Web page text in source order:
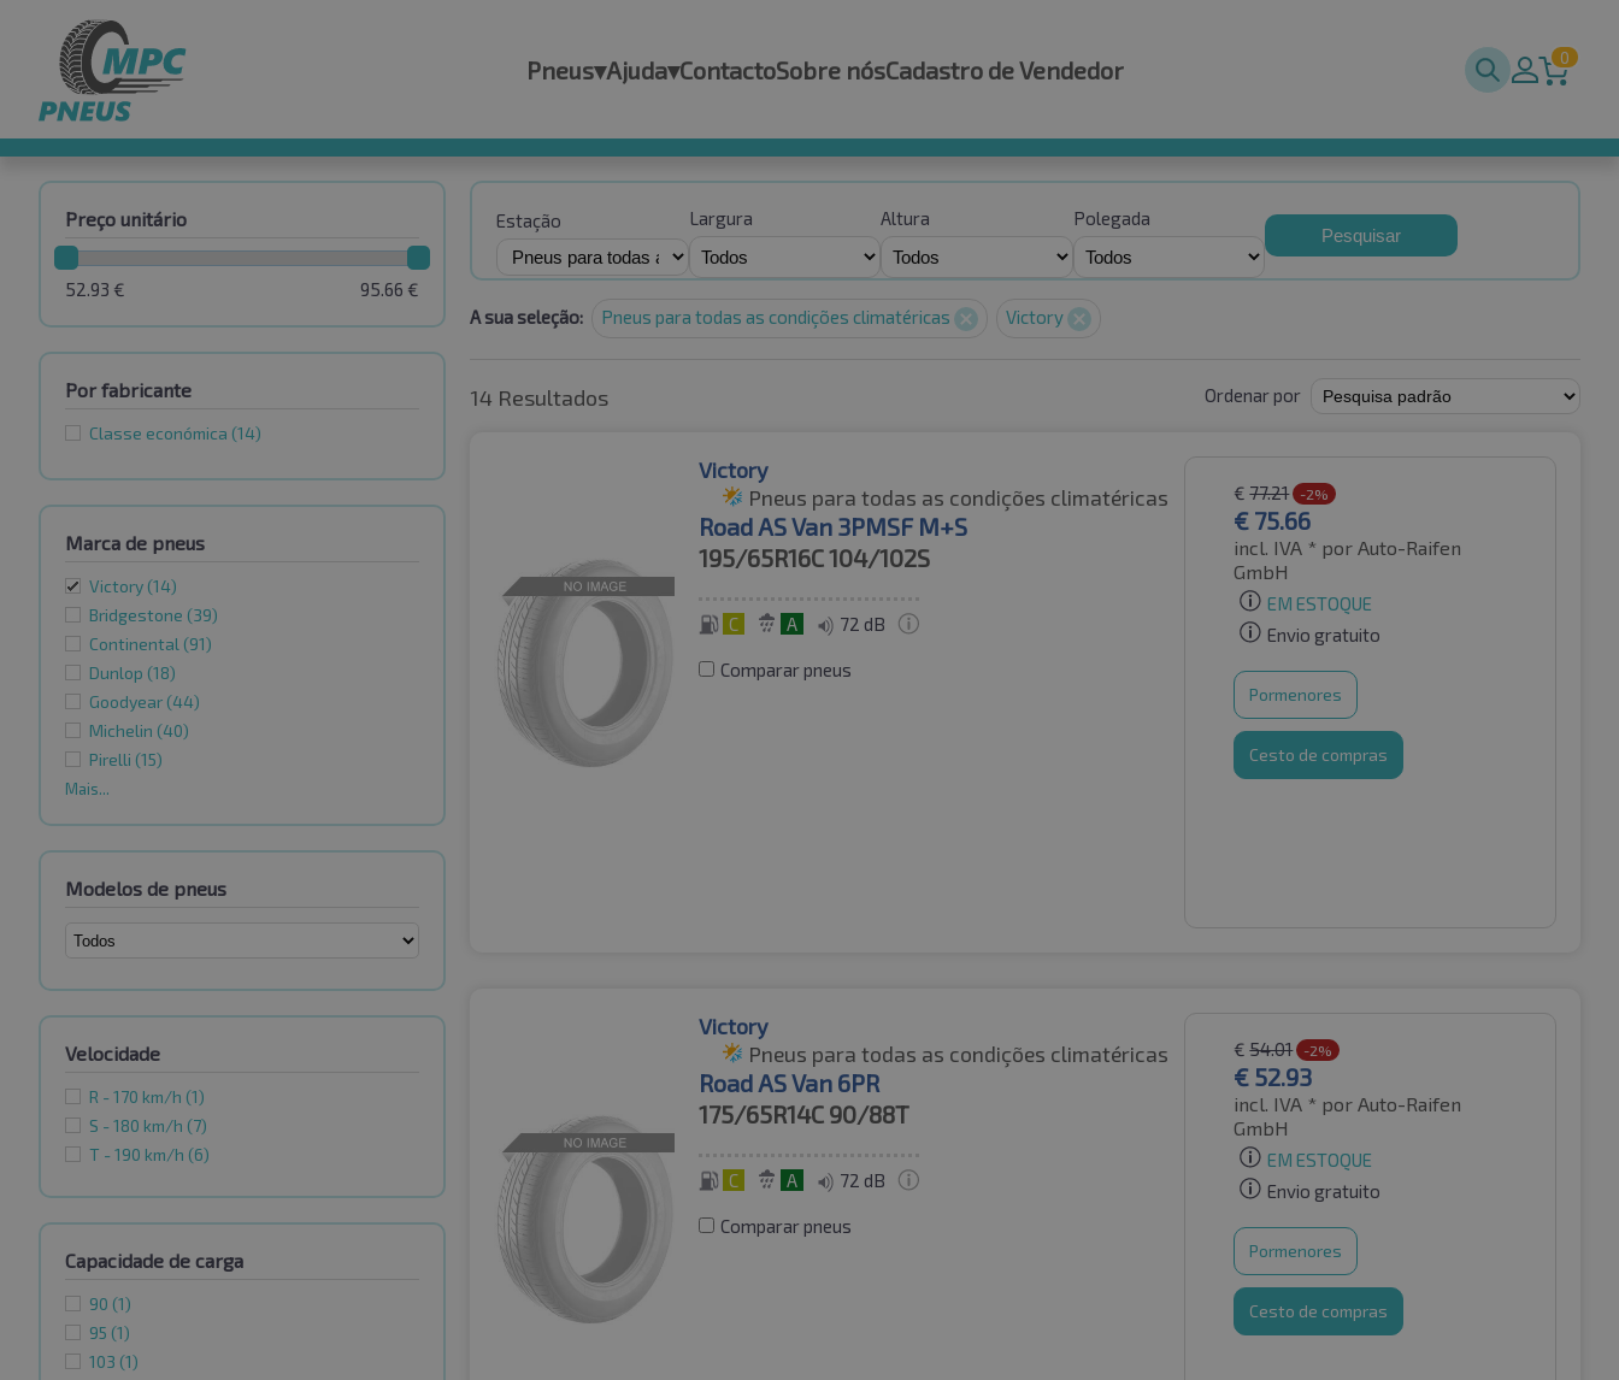
Pneus▾Ajuda▾ContactoSobre nósCadastro de Vendedor 0
Preço unitário
95.66 €
52.93 €
Por fabricante
Classe económica (14)
Marca de pneus
Victory (14)
Bridgestone (39)
Continental (91)
Dunlop (18)
Goodyear (44)
Michelin (40)
Pirelli (15)
Mais...
Modelos de pneus
Velocidade
R - 170 km/h (1)
S - 180 km/h (7)
T - 190 km/h (6)
Capacidade de carga
90 (1)
95 (1)
103 (1)
Estação Largura Altura Polegada
Pesquisar
A sua seleção: Pneus para todas as condições climatéricas Victory
14 Resultados Ordenar por
Victory
Pneus para todas as condições climatéricas
Road AS Van 3PMSF M+S
195/65R16C104/102S
C A 72 dB
Comparar pneus
€ 77.21 -2%
€ 75.66
incl. IVA * por Auto-Raifen
GmbH
EM ESTOQUE
Envio gratuito
Pormenores
Cesto de compras
Victory
Pneus para todas as condições climatéricas
Road AS Van 6PR
175/65R14C 90/88T
C A 72 dB
Comparar pneus
€ 54.01 -2%
€ 52.93
incl. IVA * por Auto-Raifen
GmbH
EM ESTOQUE
Envio gratuito
Pormenores
Cesto de compras